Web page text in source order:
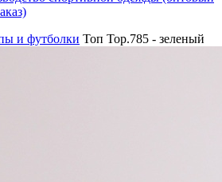
и футболки Топ Top.785 - зеленый